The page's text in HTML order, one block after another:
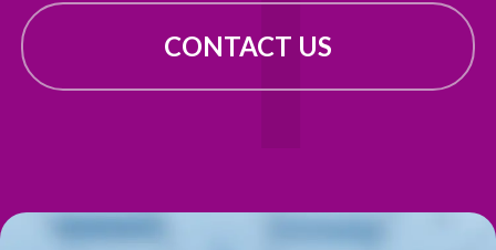
CONTACT US